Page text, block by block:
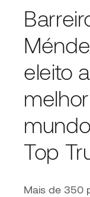
eleito
Top
Mais de 350